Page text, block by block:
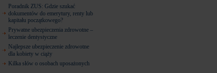
Poradnik ZUS: Gdzie szukać
dokumentów do emerytury, renty lub
kapitału początkowego?
Prywatne ubezpieczenia zdrowotne –
leczenie dentystyczne
Najlepsze ubezpieczenie zdrowotne
dla kobiety w ciąży
Kilka słów o osobach uposażonych